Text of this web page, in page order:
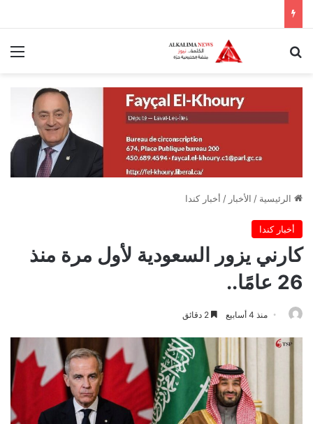
الرئيسية / الأخبار / أخبار كندا
أخبار كندا
كارني يزور السعودية لأول مرة منذ
26 عامًا..
منذ 4 أسابيع